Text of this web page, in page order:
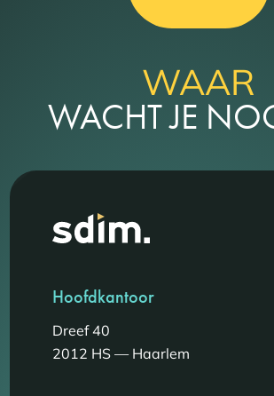
WAAR
WACHT JE
Hoofdkantoor
Dreef 40
2012 HS — Haarlem